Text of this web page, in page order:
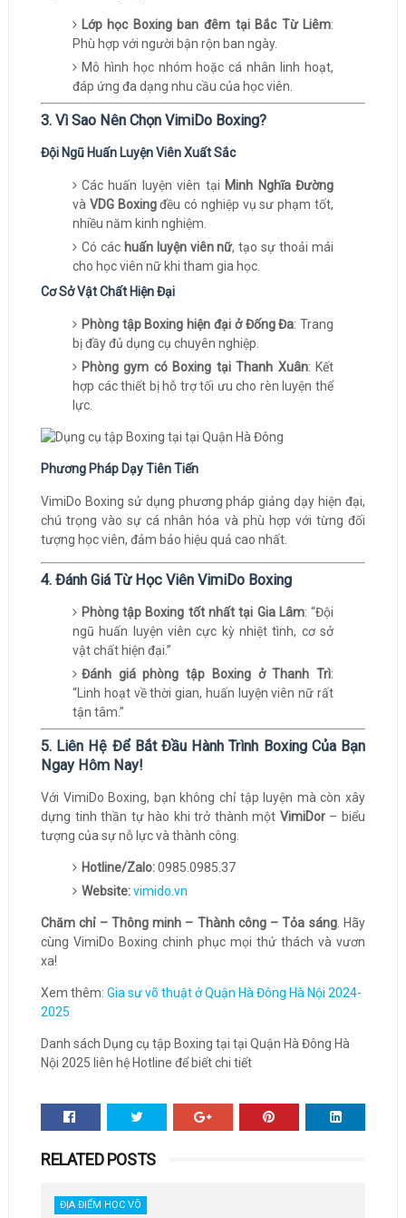
Lớp học Boxing ban đêm tại Bắc Từ Liêm:
Phù hợp với người bận rộn ban ngày.
Mô hình học nhóm hoặc cá nhân linh hoạt,
đáp ứng đa dạng nhu cầu của học viên.
3. Vì Sao Nên Chọn VimiDo Boxing?
Đội Ngũ Huấn Luyện Viên Xuất Sắc
Các huấn luyện viên tại Minh Nghĩa Đường
và VDG Boxingđều có nghiệp vụ sư phạm tốt,
nhiều năm kinh nghiệm.
Có các huấn luyện viên nữ, tạo sự thoải mái
cho học viên nữ khi tham gia học.
Cơ Sở Vật Chất Hiện Đại
Phòng tập Boxing hiện đại ở Đống Đa: Trang
bị đầy đủ dụng cụ chuyên nghiệp.
Phòng gym có Boxing tại Thanh Xuân: Kết
hợp các thiết bị hỗ trợ tối ưu cho rèn luyện thể
lực.
Phương Pháp Dạy Tiên Tiến
VimiDo Boxing sử dụng phương pháp giảng dạy hiện đại,
chú trọng vào sự cá nhân hóa và phù hợp với từng đối
tượng học viên, đảm bảo hiệu quả cao nhất.
4. Đánh Giá Từ Học Viên VimiDo Boxing
Phòng tập Boxing tốt nhất tại Gia Lâm: “Đội
ngũ huấn luyện viên cực kỳ nhiệt tình, cơ sở
vật chất hiện đại.”
Đánh giá phòng tập Boxing ở Thanh Trì:
“Linh hoạt về thời gian, huấn luyện viên nữ rất
tận tâm.”
5. Liên Hệ Để Bắt Đầu Hành Trình Boxing Của Bạn
Ngay Hôm Nay!
Với VimiDo Boxing, bạn không chỉ tập luyện mà còn xây
dựng tinh thần tự hào khi trở thành một VimiDor– biểu
tượng của sự nỗ lực và thành công.
Hotline/Zalo:0985.0985.37
Website:vimido.vn
Chăm chỉ – Thông minh – Thành công – Tỏa sáng. Hãy
cùng VimiDo Boxing chinh phục mọi thử thách và vươn
xa!
Xem thêm: Gia sư võ thuật ở Quận Hà Đông Hà Nội 2024-
2025
Danh sách Dụng cụ tập Boxing tại tại Quận Hà Đông Hà
Nội 2025 liên hệ Hotline để biết chi tiết
RELATED POSTS
ĐỊA ĐIỂM HỌC VÕ